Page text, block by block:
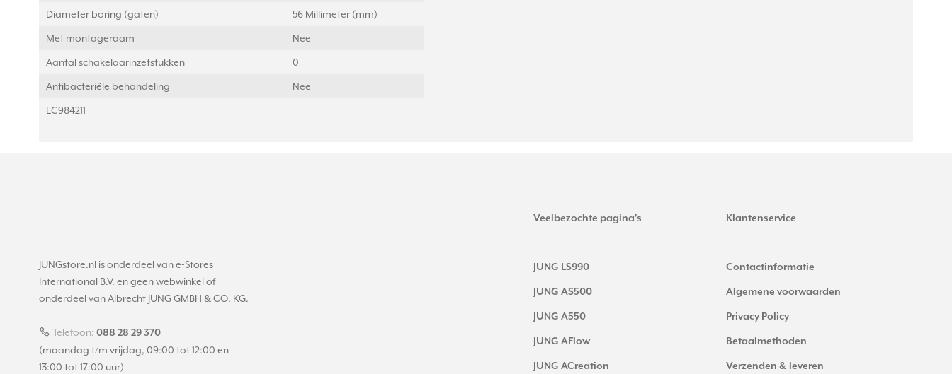
Diameter boring (gaten) 56 Millimeter (mm)
Met montageraam Nee
Aantal schakelaarinzetstukken 0
Antibacteriële behandeling Nee
LC984211
JUNGstore.nl is onderdeel van e-Stores
International B.V. en geen webwinkel of
onderdeel van Albrecht JUNG GMBH & CO. KG.
Telefoon: 088 28 29 370
(maandag t/m vrijdag, 09:00 tot 12:00 en
13:00 tot 17:00 uur)
Veelbezochte pagina's
JUNG LS990
JUNG AS500
JUNG A550
JUNG AFlow
JUNG ACreation
Klantenservice
Contactinformatie
Algemene voorwaarden
Privacy Policy
Betaalmethoden
Verzenden & leveren